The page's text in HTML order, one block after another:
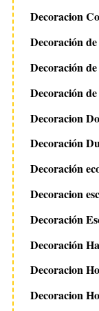
Decoracion
Decoración
Decoración
Decoración
Decoracion
Decoración
Decoración
Decoracion
Decoración
Decoración
Decoracion
Decoracion